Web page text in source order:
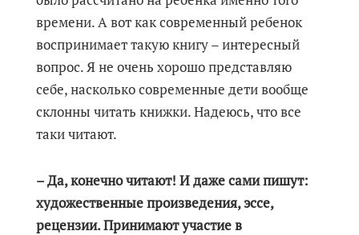
времени. А вот как современный ребенок
воспринимает такую книгу – интересный
вопрос. Я не очень хорошо представляю
себе, насколько современные дети вообще
склонны читать книжки. Надеюсь, что все
таки читают.
– Да, конечно читают! И даже сами пишут:
художественные произведения, эссе,
рецензии. Принимают участие в